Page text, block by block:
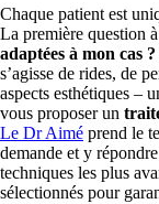
Chaque patient est
La première question
adaptées à mon cas ?
s’agisse de rides, de
aspects esthétiques –
vous proposer un
Le Dr Aimé prend le
demande et y
techniques les plus
sélectionnés pour